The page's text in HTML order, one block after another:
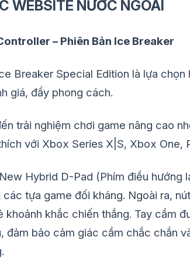
WEBSITE NƯỚC NGOÀI
– Phiên Bản Ice Breaker
Breaker Special Edition là lựa
giá, đầy phong cách.
trải nghiệm chơi game nâng cao
với Xbox Series X|S, Xbox One,
Hybrid D-Pad (Phím điều hướng
tựa game đối kháng. Ngoài ra,
khoảnh khắc chiến thắng. Tay cầm
đảm bảo cảm giác cầm chắc chắn